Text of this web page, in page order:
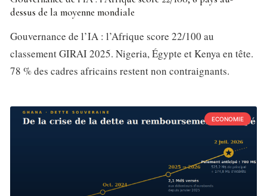
dessus de la moyenne mondiale
Gouvernance de l’IA : l’Afrique score 22/100 au
classement GIRAI 2025. Nigeria, Égypte et Kenya en tête.
78 % des cadres africains restent non contraignants.
ECONOMIE